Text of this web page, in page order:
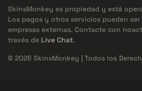
SkinsMonkey es propiedad y está
Los pagos y otros servicios pueden
empresas externas. Contacte con
través de Live Chat.
© 2026 SkinsMonkey | Todos los